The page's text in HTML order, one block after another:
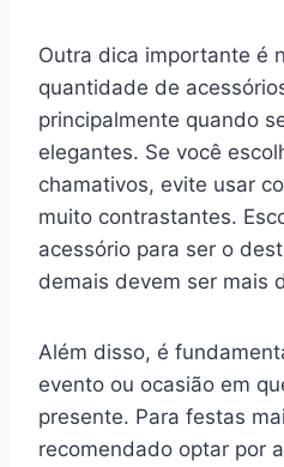
Outra dica importante é
quantidade de
principalmente quando
elegantes. Se você
chamativos, evite usar
muito contrastantes.
acessório para ser o
demais devem ser mais
Além disso, é
evento ou ocasião em
presente. Para festas
recomendado optar por